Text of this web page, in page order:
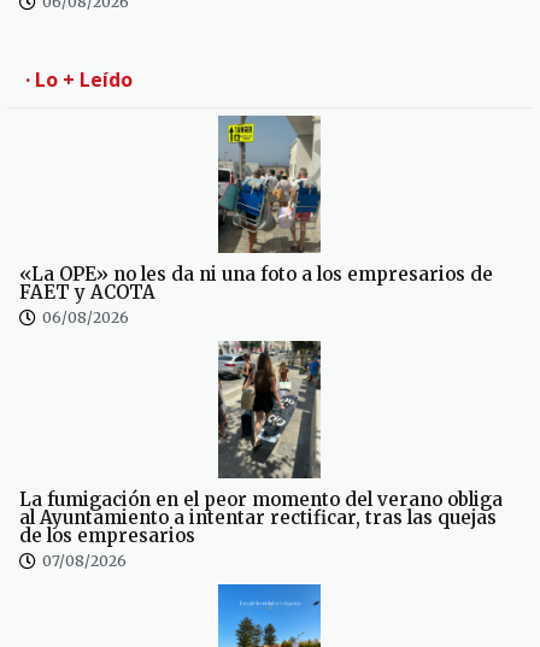
· Lo + Leído
«La OPE» no les da ni una foto a los empresarios de
FAET y ACOTA
06/08/2026
La fumigación en el peor momento del verano obliga
al Ayuntamiento a intentar rectificar, tras las quejas
de los empresarios
07/08/2026